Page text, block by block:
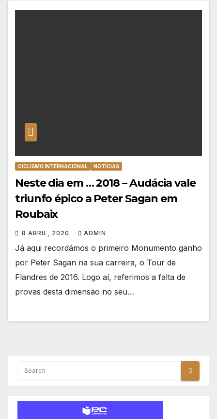
CICLISMO INTERNACIONAL NOTÍCIAS
Neste dia em … 2018 – Audácia vale
triunfo épico a Peter Sagan em
Roubaix
8 ABRIL, 2020 ADMIN
Já aqui recordámos o primeiro Monumento ganho
por Peter Sagan na sua carreira, o Tour de
Flandres de 2016. Logo aí, referimos a falta de
provas desta dimensão no seu…